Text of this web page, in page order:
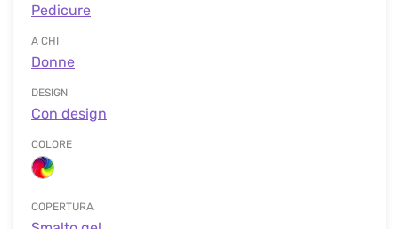
Pedicure
A CHI
Donne
DESIGN
Con design
COLORE
COPERTURA